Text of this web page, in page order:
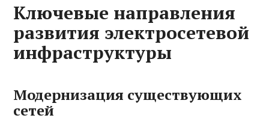
Ключевые направления
развития электросетевой
инфраструктуры
Модернизация существующих
сетей